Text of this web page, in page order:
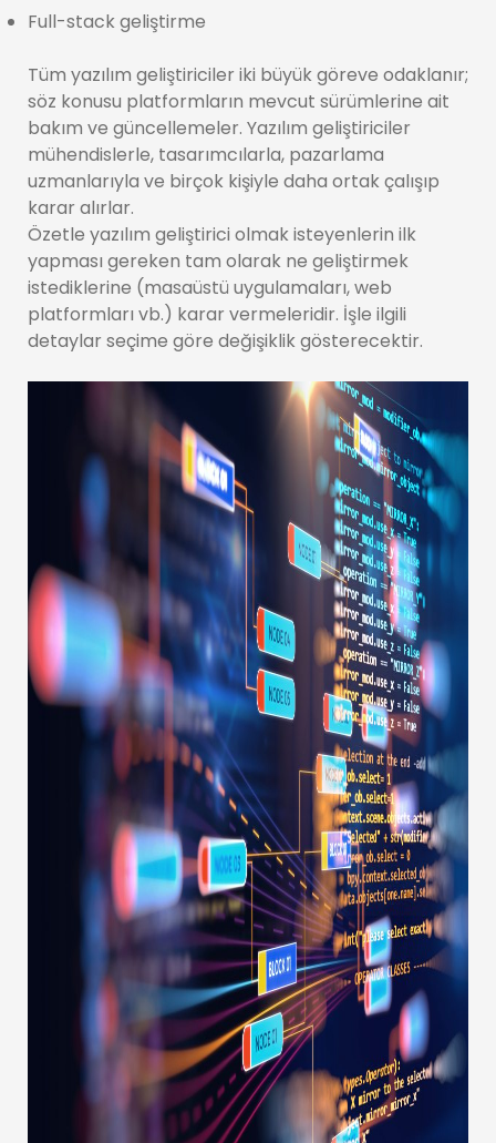
Full-stack geliştirme
Tüm yazılım geliştiriciler iki büyük göreve odaklanır;
söz konusu platformların mevcut sürümlerine ait
bakım ve güncellemeler. Yazılım geliştiriciler
mühendislerle, tasarımcılarla, pazarlama
uzmanlarıyla ve birçok kişiyle daha ortak çalışıp
karar alırlar.
Özetle yazılım geliştirici olmak isteyenlerin ilk
yapması gereken tam olarak ne geliştirmek
istediklerine (masaüstü uygulamaları, web
platformları vb.) karar vermeleridir. İşle ilgili
detaylar seçime göre değişiklik gösterecektir.